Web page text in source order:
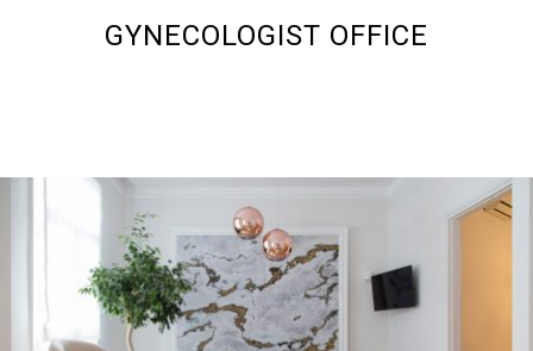
GYNECOLOGIST OFFICE